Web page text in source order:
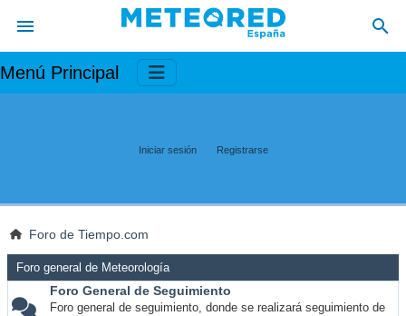
Menú Principal
Iniciar sesión Registrarse
Foro de Tiempo.com
Foro general de Meteorología
Foro General de Seguimiento
Foro general de seguimiento, donde se realizará seguimiento de